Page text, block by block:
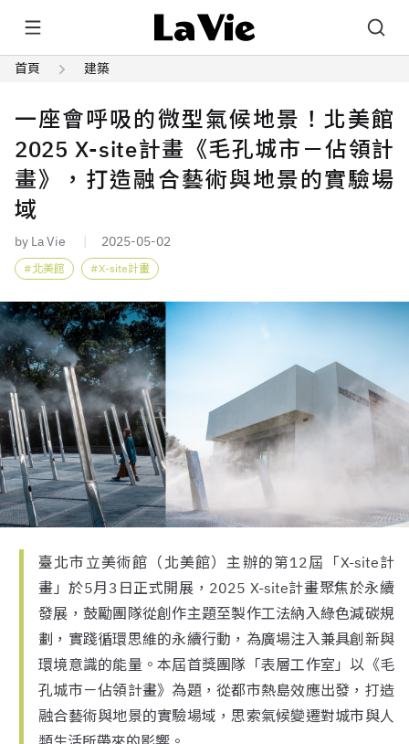
首頁 建築
一座會呼吸的微型氣候地景！北美館
2025 X-site計畫《毛孔城市－佔領計
畫》，打造融合藝術與地景的實驗場
域
by La Vie 2025-05-02
北美館 X-site計畫
臺北市立美術館（北美館）主辦的第12屆「X-site計
畫」於5月3日正式開展，2025 X-site計畫聚焦於永續
發展，鼓勵團隊從創作主題至製作工法納入綠色減碳規
劃，實踐循環思維的永續行動，為廣場注入兼具創新與
環境意識的能量。本屆首獎團隊「表層工作室」以《毛
孔城市－佔領計畫》為題，從都市熱島效應出發，打造
融合藝術與地景的實驗場域，思索氣候變遷對城市與人